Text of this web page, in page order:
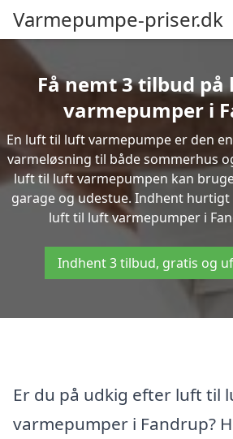
Varmepumpe-priser.dk
Få nemt 3 tilbud
varmepumper i
En luft til luft varmepumpe er den
varmeløsning til både sommerhus
luft til luft varmepumpen kan
garage og udestue. Indhent
luft til luft varmepumper i
Indhent 3 tilbud, gratis og
Er du på udkig efter luft til
varmepumper i Fandrup?